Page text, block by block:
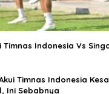
Timnas Indonesia Vs
Timnas Indonesia
Ini Sebabnya